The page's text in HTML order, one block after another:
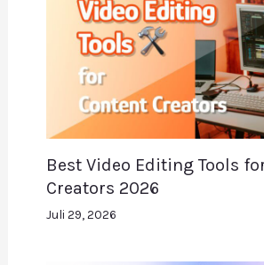
Best Video Editing Tools
Creators 2026
Juli 29, 2026